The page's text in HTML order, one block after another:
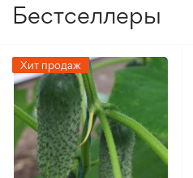
Бестселлеры
Хит продаж